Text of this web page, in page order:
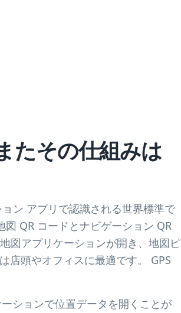
たその仕組みは
ン アプリで認識される世界標準で
QR コードとナビゲーション QR
図アプリケーションが開き、地図ピ
店頭やオフィスに最適です。 GPS
ションで位置データを開くことが